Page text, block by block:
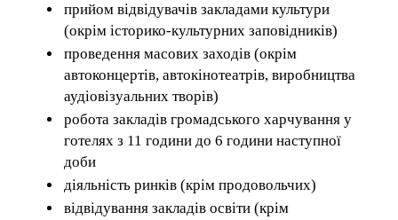
прийом відвідувачів закладами культури
(окрім історико-культурних заповідників)
проведення масових заходів (окрім
автоконцертів, автокінотеатрів, виробництва
аудіовізуальних творів)
робота закладів громадського харчування у
готелях з 11 години до 6 години наступної
доби
діяльність ринків (крім продовольчих)
відвідування закладів освіти (крім